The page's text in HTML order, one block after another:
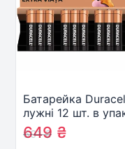
Батарейка
лужні 12 шт. в
(5000394109254 /
81545432)
691₴
649 ₴